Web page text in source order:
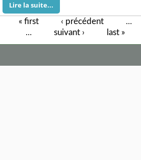
Lire la suite...
Pages« first ‹ précédent …
… suivant › last »